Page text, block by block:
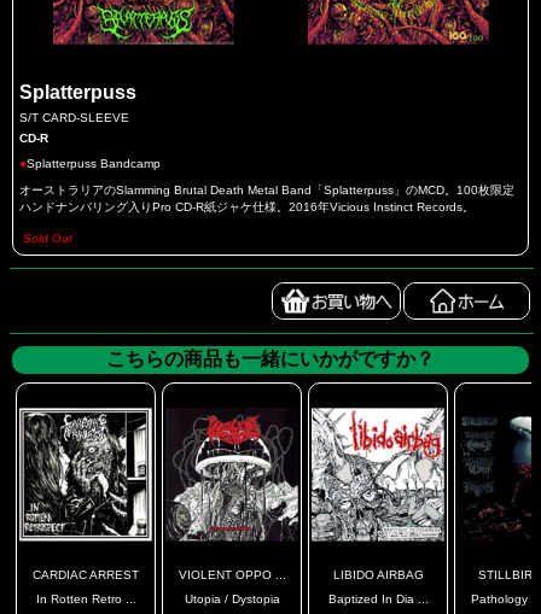
Splatterpuss
S/T CARD-SLEEVE
CD-R
●Splatterpuss Bandcamp
オーストラリアのSlamming Brutal Death Metal Band「Splatterpuss」のMCD。100枚限定
ハンドナンバリング入りPro CD-R紙ジャケ仕様。2016年Vicious Instinct Records。
Sold Out
こちらの商品も一緒にいかがですか？
CARDIAC ARREST
In Rotten Retro ...
VIOLENT OPPO ...
Utopia / Dystopia
LIBIDO AIRBAG
Baptized In Dia ...
Pathology